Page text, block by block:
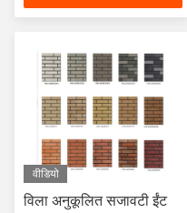
वीडियो
विला अनुकूलित सजावटी ईंट